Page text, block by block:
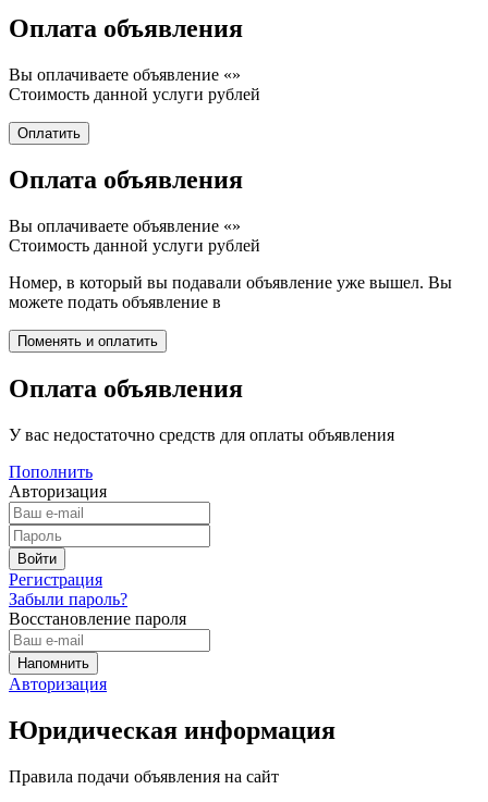
Оплата объявления
Вы оплачиваете объявление «»
Стоимость данной услуги рублей
Оплата объявления
Вы оплачиваете объявление «»
Стоимость данной услуги рублей
Номер, в который вы подавали объявление уже вышел. Вы
можете подать объявление в
Оплата объявления
У вас недостаточно средств для оплаты объявления
Пополнить
Авторизация
Регистрация
Забыли пароль?
Восстановление пароля
Авторизация
Юридическая информация
Правила подачи объявления на сайт